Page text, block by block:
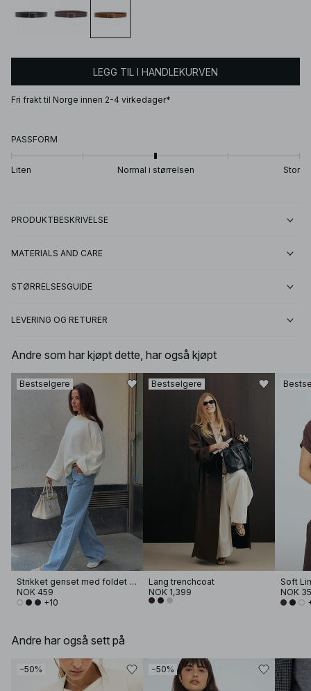
LEGG TIL I HANDLEKURVEN
Fri frakt til Norge innen 2-4 virkedager*
PASSFORM
Liten Normal i størrelsen Stor
PRODUKTBESKRIVELSE
MATERIALS AND CARE
STØRRELSESGUIDE
LEVERING OG RETURER
Andre som har kjøpt dette, har også kjøpt
Bestselgere
Strikket genset med foldet erme
NOK 459
+10
Bestselgere
Lang trenchcoat
NOK 1,399
NOK
Andre har også sett på
−50% −50%